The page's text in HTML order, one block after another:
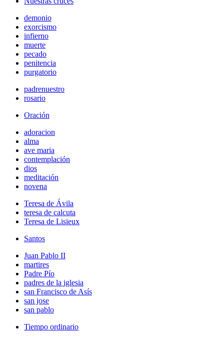
demonio
exorcismo
infierno
muerte
pecado
penitencia
purgatorio
padrenuestro
rosario
Oración
adoracion
alma
ave maria
contemplación
dios
meditación
novena
Teresa de Ávila
teresa de calcuta
Teresa de Lisieux
Santos
Juan Pablo II
martires
Padre Pío
padres de la iglesia
san Francisco de Asís
san jose
san pablo
Tiempo ordinario